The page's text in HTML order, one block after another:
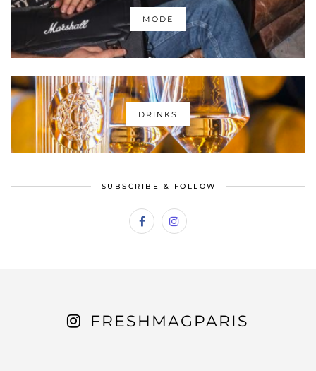
MODE
DRINKS
SUBSCRIBE & FOLLOW
FRESHMAGPARIS